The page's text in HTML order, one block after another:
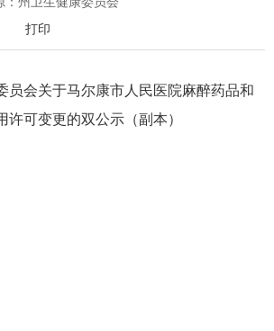
打印
员会关于马尔康市人民医院麻醉药品和
许可变更的双公示（副本）